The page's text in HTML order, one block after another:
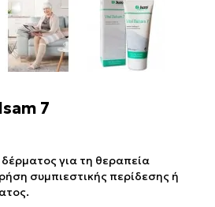
7
δέρματος για τη θεραπεία
συμπιεστικής περίδεσης ή